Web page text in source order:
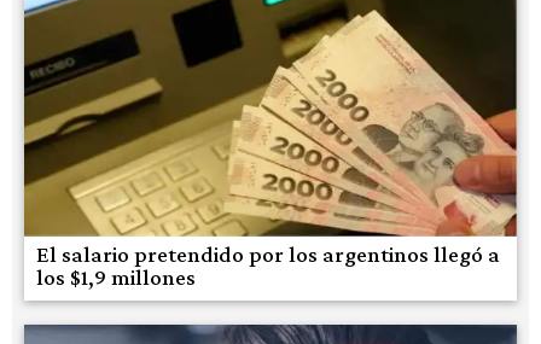
El salario pretendido por los argentinos llegó a
los $1,9 millones